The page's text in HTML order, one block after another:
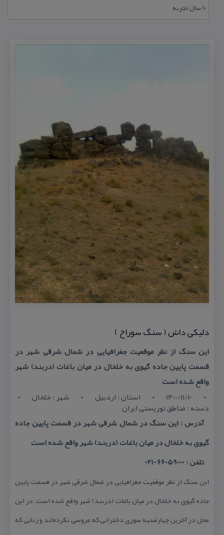
۱۰ سال تجربه
دلیكی داش ( سنگ سوراخ )
این سنگ از نظر موقعیت جغرافیایی در شمال شرقی شهر در
قسمت پایین جاده گیوی به خلخال در میان باغات (دربند) شهر
واقع شده است
1400/11/10
استان : اردبيل شهر : خلخال
دسته : مناطق توریستی ایران
آدرس : این سنگ در شمال شرقی شهر در قسمت پایین جاده
گیوی به خلخال در میان باغات (دربند) شهر واقع شده است
تلفن : 66059000-021
این سنگ از نظر موقعیت جغرافیایی در شمال شرقی شهر در قسمت پایین
جاده گیوی به خلخال در میان باغات (دربند) شهر واقع شده است. در این
محل در آخرین چهارشنبه سوری دخترانی كه عروسی نكرده‌اند و زنانی كه